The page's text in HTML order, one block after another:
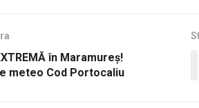
în Maramureș!
meteo Cod Portocaliu